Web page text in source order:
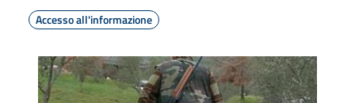
Accesso all'informazione